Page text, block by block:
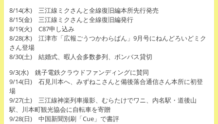
8/14(木) 三江線ミクさんと全線復旧編本所先行発売
8/15(金) 三江線ミクさんと全線復旧編発行
8/19(火) C87申し込み
8/28(木) 江津市「広報ごうつかわらばん」9月号にねんどろいどミク
さん登場
8/30(土) 結婚式、暇人会多数参列、ボンバス貸切
9/3(水) 銚子電鉄クラウドファンディングに賛同
9/14(日) 石見川本へ、みずねこさんと備後落合通信さん本所に初登
場
9/27(土) 三江線神楽列車撮影、むらたけでワニ、内名駅・道後山
駅、川本町観光協会に自転車を寄贈
9/28(日) 中国新聞別刷「Cue」で書評